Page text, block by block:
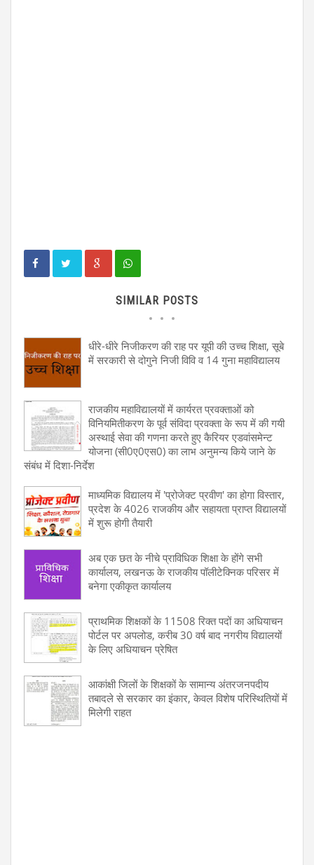
SIMILAR POSTS
धीरे-धीरे निजीकरण की राह पर यूपी की उच्च शिक्षा, सूबे
में सरकारी से दोगुने निजी विवि व 14 गुना महाविद्यालय
राजकीय महाविद्यालयों में कार्यरत प्रवक्‍ताओं को
विनियमितीकरण के पूर्व संविदा प्रवक्‍ता के रूप में की गयी
अस्‍थाई सेवा की गणना करते हुए कैरियर एडवांसमेन्‍ट
योजना (सी0ए0एस0) का लाभ अनुमन्‍य किये जाने के
संबंध में दिशा-निर्देश
माध्यमिक विद्यालय में 'प्रोजेक्ट प्रवीण' का होगा विस्तार,
प्रदेश के 4026 राजकीय और सहायता प्राप्त विद्यालयों
में शुरू होगी तैयारी
अब एक छत के नीचे प्राविधिक शिक्षा के होंगे सभी
कार्यालय, लखनऊ के राजकीय पॉलीटेक्निक परिसर में
बनेगा एकीकृत कार्यालय
प्राथमिक शिक्षकों के 11508 रिक्त पदों का अधियाचन
पोर्टल पर अपलोड, करीब 30 वर्ष बाद नगरीय विद्यालयों
के लिए अधियाचन प्रेषित
आकांक्षी जिलों के शिक्षकों के सामान्य अंतरजनपदीय
तबादले से सरकार का इंकार, केवल विशेष परिस्थितियों में
मिलेगी राहत